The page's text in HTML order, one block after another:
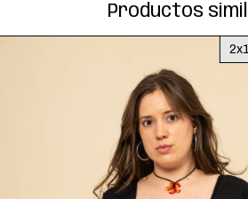
Productos
2x1